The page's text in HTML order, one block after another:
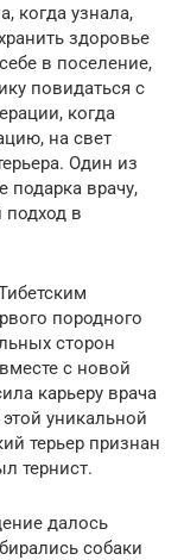
когда узнала,
здоровье
в поселение,
повидаться с
когда
на свет
Один из
врачу,
в
породного
сторон
с новой
карьеру врача
уникальной
терьер признан
тернист.
далось
собаки